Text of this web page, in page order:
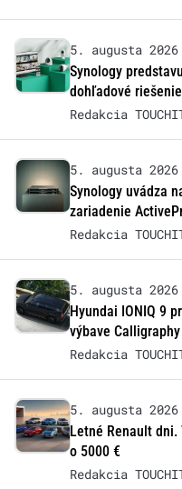
5. augusta 2026
Synology
dohľadové
Redakcia
5. augusta 2026
Synology uvádza
zariadenie
Redakcia
5. augusta 2026
Hyundai IONIQ 9
výbave
Redakcia
5. augusta 2026
Letné Renault dni.
o 5000 €
Redakcia